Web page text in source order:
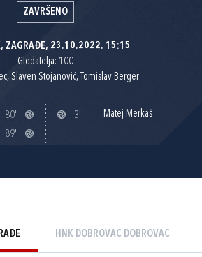
ZAVRŠENO
ZAGRAĐE, 23.10.2022. 15:15
Gledatelja: 100
Slaven Stojanović, Tomislav Berger.
80'
89'
3' Matej Merkaš
HNK DOBROVAC DOBROVAC